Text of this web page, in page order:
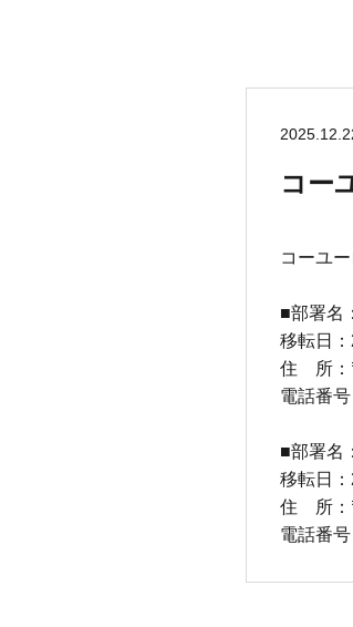
コー
コーユ
■部署名
移転日：
住 所：
電話番号
■部署名
移転日：
住 所：
電話番号